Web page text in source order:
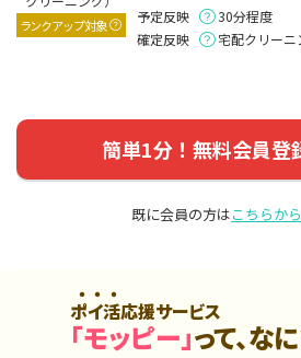
ランクアップ対象 予定反映
30分程度
確定反映
宅配クリー
簡単1分！無料会員登
既に会員の方はこちらか
ポイ活応援サービス
「モッピー」って、な